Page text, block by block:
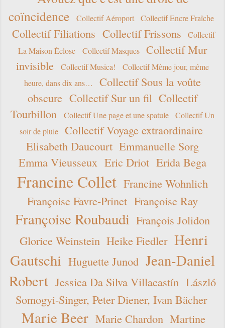
coïncidence
Collectif Aéroport Collectif Encre Fraîche
Collectif Filiations Collectif Frissons
Collectif
La Maison Éclose
Collectif Masques
Collectif Mur
invisible
Collectif Musica!
Collectif Même jour, même
heure, dans dix ans…
Collectif Sous la voûte
obscure Collectif Sur un fil Collectif
Tourbillon
Collectif Une page et une spatule
Collectif Un
soir de pluie
Collectif Voyage extraordinaire
Elisabeth Daucourt Emmanuelle Sorg
Emma Vieusseux Eric Driot Erida Bega
Francine Collet Francine Wohnlich
Françoise Favre-Prinet Françoise Ray
Françoise Roubaudi François Jolidon
Glorice Weinstein Heike Fiedler Henri
Gautschi Huguette Junod Jean-Daniel
Robert Jessica Da Silva Villacastín László
Somogyi-Singer, Peter Diener, Ivan Bächer
Marie Beer Marie Chardon Martine